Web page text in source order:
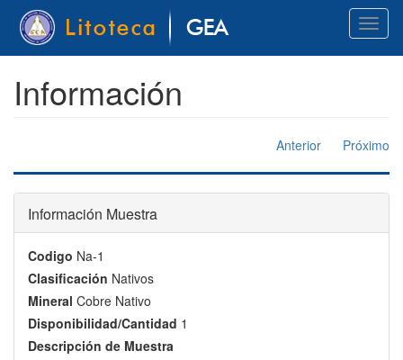
Pasar
contenido
Información
Anterior Próximo
Información Muestra
Codigo Na-1
Clasificación Nativos
Mineral Cobre Nativo
Disponibilidad/Cantidad 1
Descripción de Muestra